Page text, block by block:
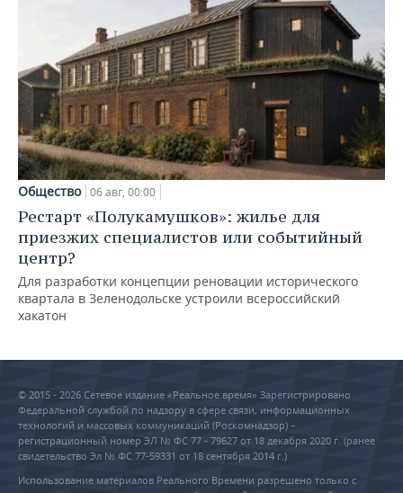
Общество 06 авг, 00:00
Рестарт «Полукамушков»: жилье для
приезжих специалистов или событийный
центр?
Для разработки концепции реновации исторического
квартала в Зеленодольске устроили всероссийский
хакатон
© 2015 - 2026 Сетевое издание «Реальное время» Зарегистрировано
Федеральной службой по надзору в сфере связи, информационных
технологий и массовых коммуникаций (Роскомнадзор) –
регистрационный номер ЭЛ № ФС 77 - 79627 от 18 декабря 2020 г. (ранее
свидетельство Эл № ФС 77-59331 от 18 сентября 2014 г.)
Использование материалов Реального Времени разрешено только с